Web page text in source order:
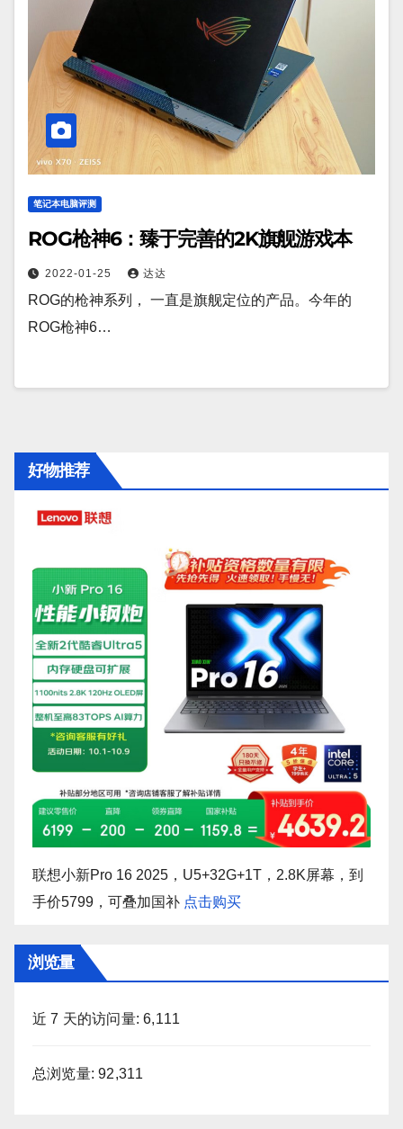
笔记本电脑评测
ROG枪神6：臻于完善的2K旗舰游戏本
2022-01-25 达达
ROG的枪神系列， 一直是旗舰定位的产品。今年的
ROG枪神6…
好物推荐
联想小新Pro 16 2025，U5+32G+1T，2.8K屏幕，到
手价5799，可叠加国补 点击购买
浏览量
近 7 天的访问量:6,111
总浏览量:92,311